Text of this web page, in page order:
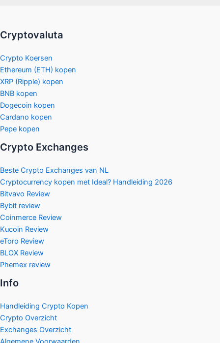
Cryptovaluta
Crypto Koersen
Ethereum (ETH) kopen
XRP (Ripple) kopen
BNB kopen
Dogecoin kopen
Cardano kopen
Pepe kopen
Crypto Exchanges
Beste Crypto Exchanges van NL
Cryptocurrency kopen met Ideal? Handleiding 2026
Bitvavo Review
Bybit review
Coinmerce Review
Kucoin Review
eToro Review
BLOX Review
Phemex review
Info
Handleiding Crypto Kopen
Crypto Overzicht
Exchanges Overzicht